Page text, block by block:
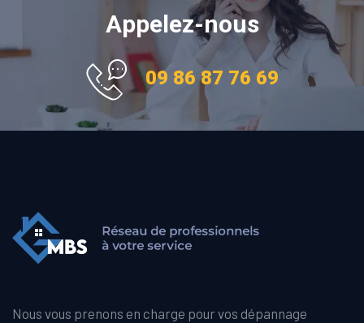
Appelez-nous
09 86 87 76 69
Nous vous prenons en charge pour vos dépannage